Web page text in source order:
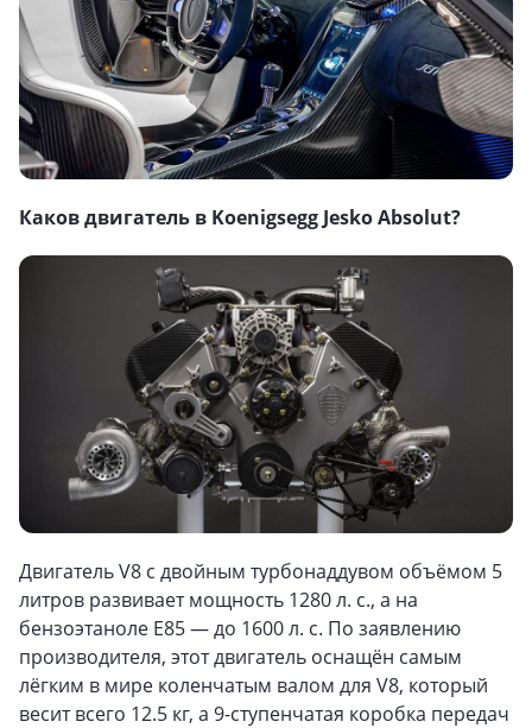
Каков двигатель в Koenigsegg Jesko Absolut?
Двигатель V8 с двойным турбонаддувом объёмом 5
литров развивает мощность 1280 л. с., а на
бензоэтаноле E85 — до 1600 л. с. По заявлению
производителя, этот двигатель оснащён самым
лёгким в мире коленчатым валом для V8, который
весит всего 12.5 кг, а 9-ступенчатая коробка передач